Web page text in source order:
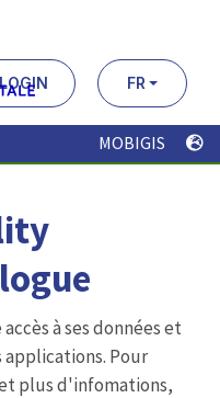
LOGIN FR
MOBIGIS
à ses données et
applications. Pour
plus d'infomations,